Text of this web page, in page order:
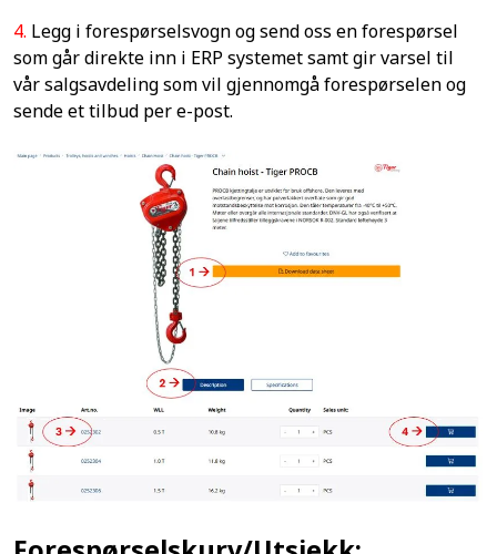
4. Legg i forespørselsvogn og send oss en forespørsel
som går direkte inn i ERP systemet samt gir varsel til
vår salgsavdeling som vil gjennomgå forespørselen og
sende et tilbud per e-post.